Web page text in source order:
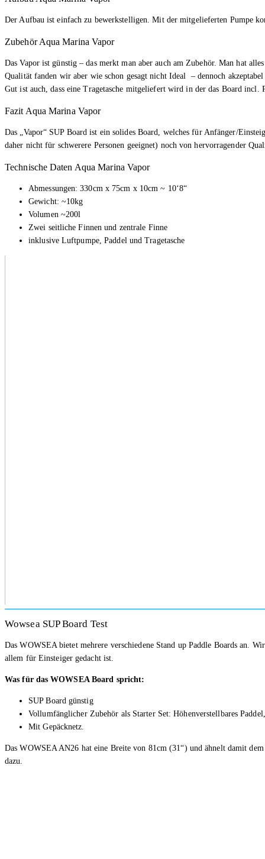
Der Aufbau ist einfach zu bewerkstelligen. Mit der mitgelieferten Pumpe
Zubehör Aqua Marina Vapor
Das Vapor ist günstig – das merkt man aber auch am Zubehör. Man hat
Qualität fanden wir aber wie schon gesagt nicht Ideal – dennoch
Gut ist auch, dass eine Tragetasche mitgeliefert wird in der das Board
Fazit Aqua Marina Vapor
Das „Vapor“ SUP Board ist ein solides Board, welches für Anfänger/
daher nicht für schwerere Personen geeignet) noch von hervorragender
Technische Daten Aqua Marina Vapor
Abmessungen: 330cm x 75cm x 10cm ~ 10‘8“
Gewicht: ~10kg
Volumen ~200l
Zwei seitliche Finnen und zentrale Finne
inklusive Luftpumpe, Paddel und Tragetasche
Wowsea SUP Board Test
Das WOWSEA bietet mehrere verschiedene Stand up Paddle Boards an.
allem für Einsteiger gedacht ist.
Was für das WOWSEA Board spricht:
SUP Board günstig
Vollumfänglicher Zubehör als Starter Set: Höhenverstellbares
Mit Gepäcknetz.
Das WOWSEA AN26 hat eine Breite von 81cm (31“) und ähnelt damit
dazu.